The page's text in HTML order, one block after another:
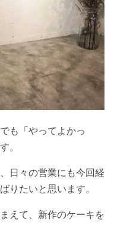
も「やってよかっ
。
日々の営業にも今回経
りたいと思います。
えて、新作のケーキを